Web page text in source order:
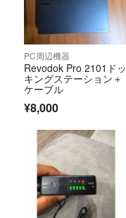
PC周辺機器
Revodok Pro 2101ドッ
キングステーション＋
ケーブル
¥8,000